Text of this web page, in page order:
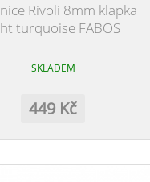
Rivoli 8mm klapka
turquoise FABOS
SKLADEM
449 Kč